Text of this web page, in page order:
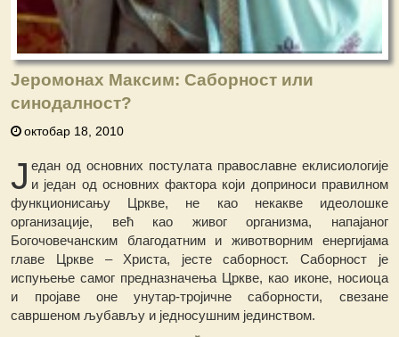
Јеромонах Максим: Саборност или
синодалност?
октобар 18, 2010
Ј едан од основних постулата православне еклисиологије
и један од основних фактора који доприноси правилном
функционисању Цркве, не као некакве идеолошке
организације, већ као живог организма, напајаног
Богочовечанским благодатним и животворним енергијама
главе Цркве – Христа, јесте саборност. Саборност је
испуњење самог предназначења Цркве, као иконе, носиоца
и пројаве оне унутар-тројичне саборности, свезане
савршеном љубављу и једносушним јединством.